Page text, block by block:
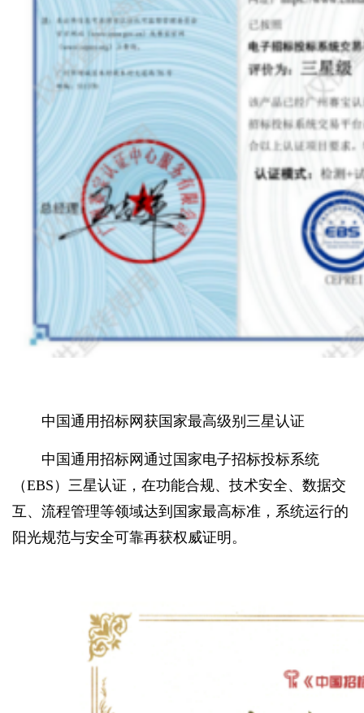
中国通用招标网获国家最高级别三星认证
中国通用招标网通过国家电子招标投标系统
（EBS）三星认证，在功能合规、技术安全、数据交
互、流程管理等领域达到国家最高标准，系统运行的
阳光规范与安全可靠再获权威证明。